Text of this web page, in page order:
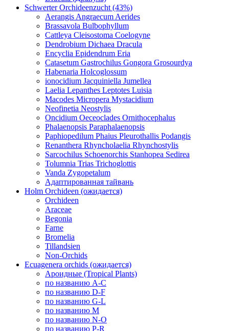
Schwerter Orchideenzucht (43%)
Aerangis Angraecum Aerides
Brassavola Bulbophyllum
Cattleya Cleisostoma Coelogyne
Dendrobium Dichaea Dracula
Encyclia Epidendrum Eria
Catasetum Gastrochilus Gongora Grosourdya
Habenaria Holcoglossum
ionocidium Jacquiniella Jumellea
Laelia Lepanthes Leptotes Luisia
Macodes Micropera Mystacidium
Neofinetia Neostylis
Oncidium Oeceoclades Ornithocephalus
Phalaenopsis Paraphalaenopsis
Paphiopedilum Phaius Pleurothallis Podangis
Renanthera Rhyncholaelia Rhynchostylis
Sarcochilus Schoenorchis Stanhopea Sedirea
Tolumnia Trias Trichoglottis
Vanda Zygopetalum
Адаптированная тайвань
Holm Orchideen (ожидается)
Orchideen
Araceae
Begonia
Farne
Bromelia
Tillandsien
Non-Orchids
Ecuagenera orchids (ожидается)
Ароидные (Tropical Plants)
по названию A-C
по названию D-F
по названию G-L
по названию M
по названию N-O
по названию P-R